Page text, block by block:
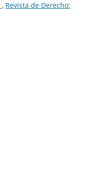
, Revista de Derecho: